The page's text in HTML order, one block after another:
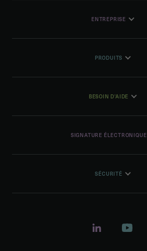
ENTREPRISE
PRODUITS
BESOIN D'AIDE
SIGNATURE ÉLECTRONIQUE
SÉCURITÉ